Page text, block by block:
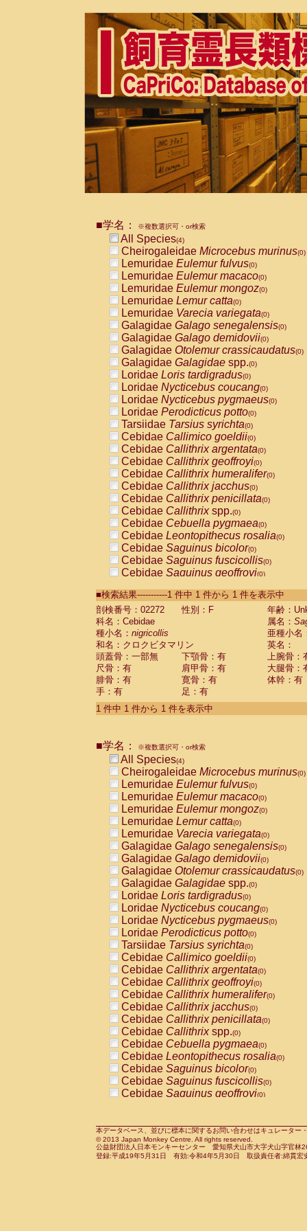
■学名： ※複数選択可・or検索
All Species(4)
Cheirogaleidae Microcebus murinus(0)
Lemuridae Eulemur fulvus(0)
Lemuridae Eulemur macaco(0)
Lemuridae Eulemur mongoz(0)
Lemuridae Lemur catta(0)
Lemuridae Varecia variegata(0)
Galagidae Galago senegalensis(0)
Galagidae Galago demidovii(0)
Galagidae Otolemur crassicaudatus(0)
Galagidae Galagidae spp.(0)
Loridae Loris tardigradus(0)
Loridae Nycticebus coucang(0)
Loridae Nycticebus pygmaeus(0)
Loridae Perodicticus potto(0)
Tarsiidae Tarsius syrichta(0)
Cebidae Callimico goeldii(0)
Cebidae Callithrix argentata(0)
Cebidae Callithrix geoffroyi(0)
Cebidae Callithrix humeralifer(0)
Cebidae Callithrix jacchus(0)
Cebidae Callithrix penicillata(0)
Cebidae Callithrixspp.(0)
Cebidae Cebuella pygmaea(0)
Cebidae Leontopithecus rosalia(0)
Cebidae Saguinus bicolor(0)
Cebidae Saguinus fuscicollis(0)
Cebidae Saguinus geoffroyi(0)
CebidaeSaguinus labiatus(0)
Cebidae Saguinus leucopus (0)
Cebidae
CebidaeSaguinus mystax
CebidaeSaguinus nigricollis (1)
Cebidae Saguinus oedipus
Cebidae Saguinus weddelli
Cebidae Saguinusspp.
Cebidae Aotus trivirgatus
Cebidae Cebus albifrons
CebidaeCebus nigrivittatus
CebidaeCebus
CebidaeSaimiri boliviensis(0)
CebidaeSaimiri sciureus(0)
AtelidaeAlouatta caraya(0)
AtelidaeAlouatta fusca(0)
AtelidaeAlouatta seniculus
AtelidaeAlouattaspp.(0)
AtelidaeAteles belzebuth(0)
AtelidaeAteles geoffroyi(0)
AtelidaeAteles paniscus(0)
AtelidaeAtelesspp.(0)
Atelidae Lagothrix lagothricha
AtelidaeLagothrix lagothricha cana
PitheciidaeCacajao calvus
PitheciidaeCallicebus cupreus
PitheciidaeCallicebus donacophilus
PitheciidaeCallicebus moloch
PitheciidaeCallicebus torquatus
PitheciidaeCallicebusspp.(0)
PitheciidaeChiropotes satanas(0)
PitheciidaePithecia monachus
PitheciidaePithecia pithecia(0)
CercopithecidaeCercocebus agilis
CercopithecidaeCercocebus
CercopithecidaeCercocebus
CercopithecidaeCercocebus
CercopithecidaeCercocebus
CercopithecidaeCercocebushybrid
CercopithecidaePapio anubis(0)
CercopithecidaePapio cynocephalus
CercopithecidaePapio hamadryas(0)
■検索結果-----------1 件中 1 件から 1 件を表示中
剖検番号：02272
性別：F
年齢：
科名：Cebidae
属名：
種小名： nigricollis
亜種小名
和名：クロクビタマリン
英名：
頭蓋骨：一部無
下顎骨：有
上腕骨：
尺骨：有
肩甲骨：有
大腿骨：
腓骨：有
寛骨：有
体幹：有
手：有
足：有
1 件中 1 件から 1 件を表示中
■学名： ※複数選択可・or検索
All Species(4)
Cheirogaleidae Microcebus murinus(0)
Lemuridae Eulemur fulvus(0)
Lemuridae Eulemur macaco(0)
Lemuridae Eulemur mongoz(0)
Lemuridae Lemur catta(0)
Lemuridae Varecia variegata(0)
Galagidae Galago senegalensis(0)
Galagidae Galago demidovii(0)
Galagidae Otolemur crassicaudatus(0)
Galagidae Galagidae spp.(0)
Loridae Loris tardigradus(0)
Loridae Nycticebus coucang(0)
Loridae Nycticebus pygmaeus(0)
Loridae Perodicticus potto(0)
Tarsiidae Tarsius syrichta(0)
Cebidae Callimico goeldii(0)
Cebidae Callithrix argentata(0)
Cebidae Callithrix geoffroyi(0)
Cebidae Callithrix humeralifer(0)
Cebidae Callithrix jacchus(0)
Cebidae Callithrix penicillata(0)
Cebidae Callithrixspp.(0)
Cebidae Cebuella pygmaea(0)
Cebidae Leontopithecus rosalia(0)
Cebidae Saguinus bicolor(0)
Cebidae Saguinus fuscicollis(0)
Cebidae Saguinus geoffroyi(0)
CebidaeSaguinus leucopus(0)
CebidaeSaguinus midas(0)
Cebidae Saguinus mystax(0)
本データベース、並びに標本に関するお問い合わせはキュレータ
© 2013 Japan Monkey Centre. All rights reserved.
公益財団法人日本モンキーセンター 愛知県犬山市大字犬山字官
登録:平成19年5月31日 有効:令和4年5月30日 取扱責任者:綿貫宏